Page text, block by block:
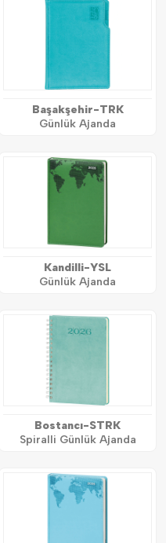
Başakşehir-TRK
Günlük Ajanda
Kandilli-YSL
Günlük Ajanda
Bostancı-STRK
Spiralli Günlük Ajanda